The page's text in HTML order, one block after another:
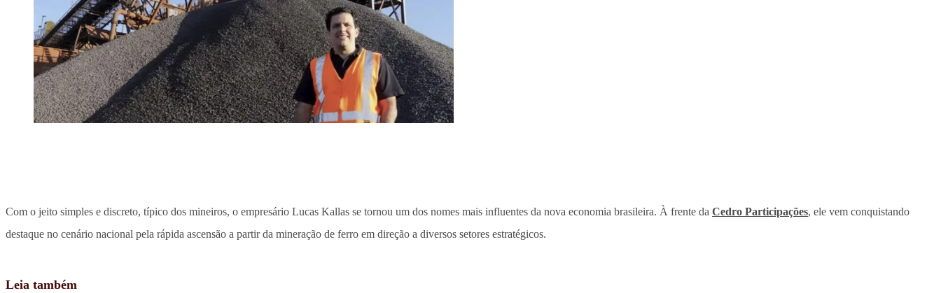
Com o jeito simples e discreto, típico dos mineiros, o empresário Lucas Kallas se tornou um dos nomes mais influentes da nova economia brasileira. À frente da Cedro Participações, ele vem conquistando
destaque no cenário nacional pela rápida ascensão a partir da mineração de ferro em direção a diversos setores estratégicos.
Leia também